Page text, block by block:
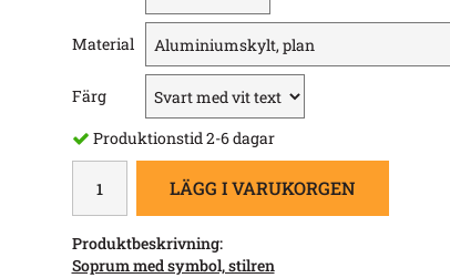
Material
Färg
Produktionstid 2-6 dagar
LÄGG I VARUKORGEN
Produktbeskrivning:
Soprum med symbol, stilren